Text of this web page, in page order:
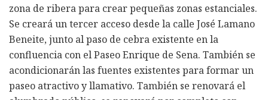
zona de ribera para crear pequeñas zonas estanciales.
Se creará un tercer acceso desde la calle José Lamano
Beneite, junto al paso de cebra existente en la
confluencia con el Paseo Enrique de Sena. También se
acondicionarán las fuentes existentes para formar un
paseo atractivo y llamativo. También se renovará el